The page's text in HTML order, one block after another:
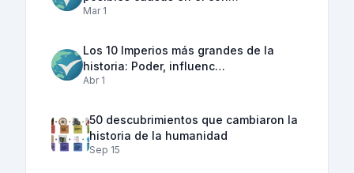
Mar 1
Los 10 Imperios más grandes de la
historia: Poder, influenc…
Abr 1
50 descubrimientos que cambiaron la
historia de la humanidad
Sep 15